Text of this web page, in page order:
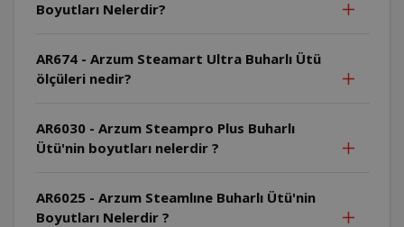
Boyutları Nelerdir?
AR674 - Arzum Steamart Ultra Buharlı Ütü
ölçüleri nedir?
AR6030 - Arzum Steampro Plus Buharlı
Ütü'nin boyutları nelerdir ?
AR6025 - Arzum Steamlıne Buharlı Ütü'nin
Boyutları Nelerdir ?